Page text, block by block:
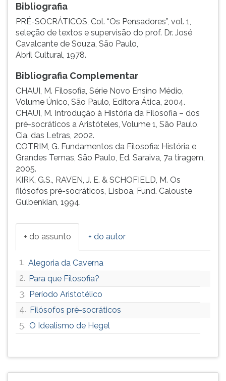
Bibliografia
PRÉ-SOCRÁTICOS, Col. “Os Pensadores”, vol. 1,
seleção de textos e supervisão do prof. Dr. José
Cavalcante de Souza, São Paulo,
Abril Cultural, 1978.
Bibliografia Complementar
CHAUI, M. Filosofia, Série Novo Ensino Médio,
Volume Único, São Paulo, Editora Ática, 2004.
CHAUI, M. Introdução à História da Filosofia – dos
pré-socráticos a Aristóteles, Volume 1, São Paulo,
Cia. das Letras, 2002.
COTRIM, G. Fundamentos da Filosofia: História e
Grandes Temas, São Paulo, Ed. Saraiva, 7a tiragem,
2005.
KIRK, G.S., RAVEN, J. E. & SCHOFIELD, M. Os
filósofos pré-socráticos, Lisboa, Fund. Calouste
Gulbenkian, 1994.
+ do assunto + do autor
1. Alegoria da Caverna
2. Para que Filosofia?
3. Período Aristotélico
4. Filósofos pré-socráticos
5. O Idealismo de Hegel